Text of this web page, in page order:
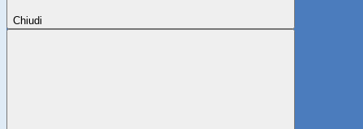
Chiudi